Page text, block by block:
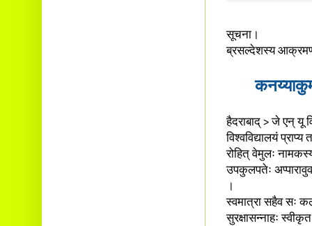
सूचना।
ब्रसल्देशस्य
हैदराबाद् > जे एन् यू
विश्वविद्यालयं प्राप्य
रोहित् वेमुलः
उपकुलपतेः
।
स्वमात्रा सहैव सः
सुरक्षासन्नाहः